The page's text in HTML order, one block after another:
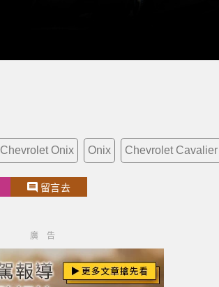
Chevrolet Onix Onix Chevrolet Cavalier
留言去
廣告